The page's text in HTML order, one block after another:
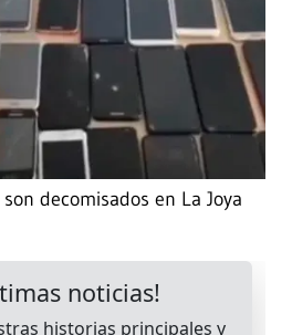
decomisados en La Joya